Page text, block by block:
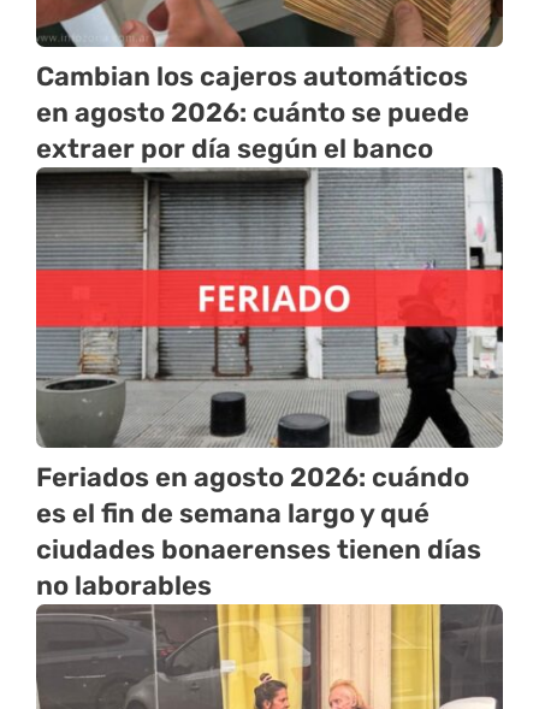
Cambian los cajeros automáticos
en agosto 2026: cuánto se puede
extraer por día según el banco
Feriados en agosto 2026: cuándo
es el fin de semana largo y qué
ciudades bonaerenses tienen días
no laborables